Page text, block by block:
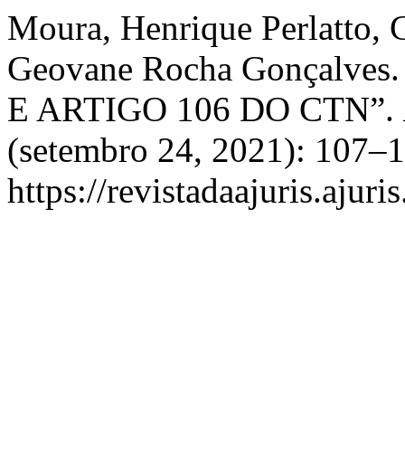
Moura, Henrique Perlatto,
Geovane Rocha
E ARTIGO 106 DO CTN”.
(setembro 24, 2021):
https://